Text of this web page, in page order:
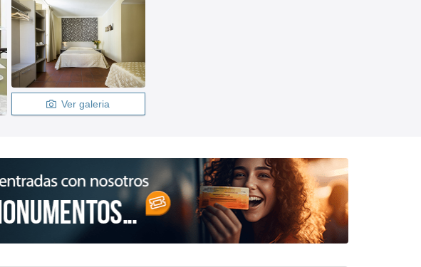
Ver galeria